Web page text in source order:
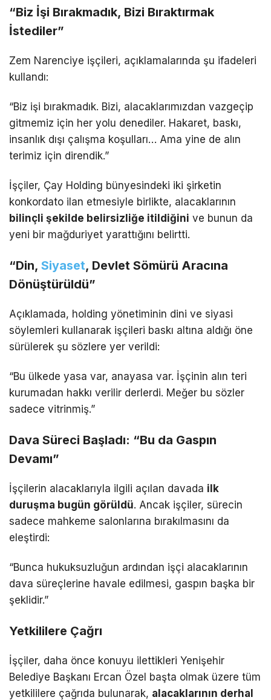
“Biz İşi Bırakmadık, Bizi Bıraktırmak
İstediler”
Zem Narenciye işçileri, açıklamalarında şu ifadeleri
kullandı:
“Biz işi bırakmadık. Bizi, alacaklarımızdan vazgeçip
gitmemiz için her yolu denediler. Hakaret, baskı,
insanlık dışı çalışma koşulları… Ama yine de alın
terimiz için direndik.”
İşçiler, Çay Holding bünyesindeki iki şirketin
konkordato ilan etmesiyle birlikte, alacaklarının
bilinçli şekilde belirsizliğe itildiğini ve bunun da
yeni bir mağduriyet yarattığını belirtti.
“Din, Siyaset, Devlet Sömürü Aracına
Dönüştürüldü”
Açıklamada, holding yönetiminin dini ve siyasi
söylemleri kullanarak işçileri baskı altına aldığı öne
sürülerek şu sözlere yer verildi:
“Bu ülkede yasa var, anayasa var. İşçinin alın teri
kurumadan hakkı verilir derlerdi. Meğer bu sözler
sadece vitrinmiş.”
Dava Süreci Başladı: “Bu da Gaspın
Devamı”
İşçilerin alacaklarıyla ilgili açılan davada ilk
duruşma bugün görüldü. Ancak işçiler, sürecin
sadece mahkeme salonlarına bırakılmasını da
eleştirdi:
“Bunca hukuksuzluğun ardından işçi alacaklarının
dava süreçlerine havale edilmesi, gaspın başka bir
şeklidir.”
Yetkililere Çağrı
İşçiler, daha önce konuyu ilettikleri Yenişehir
Belediye Başkanı Ercan Özel başta olmak üzere tüm
yetkililere çağrıda bulunarak, alacaklarının derhal